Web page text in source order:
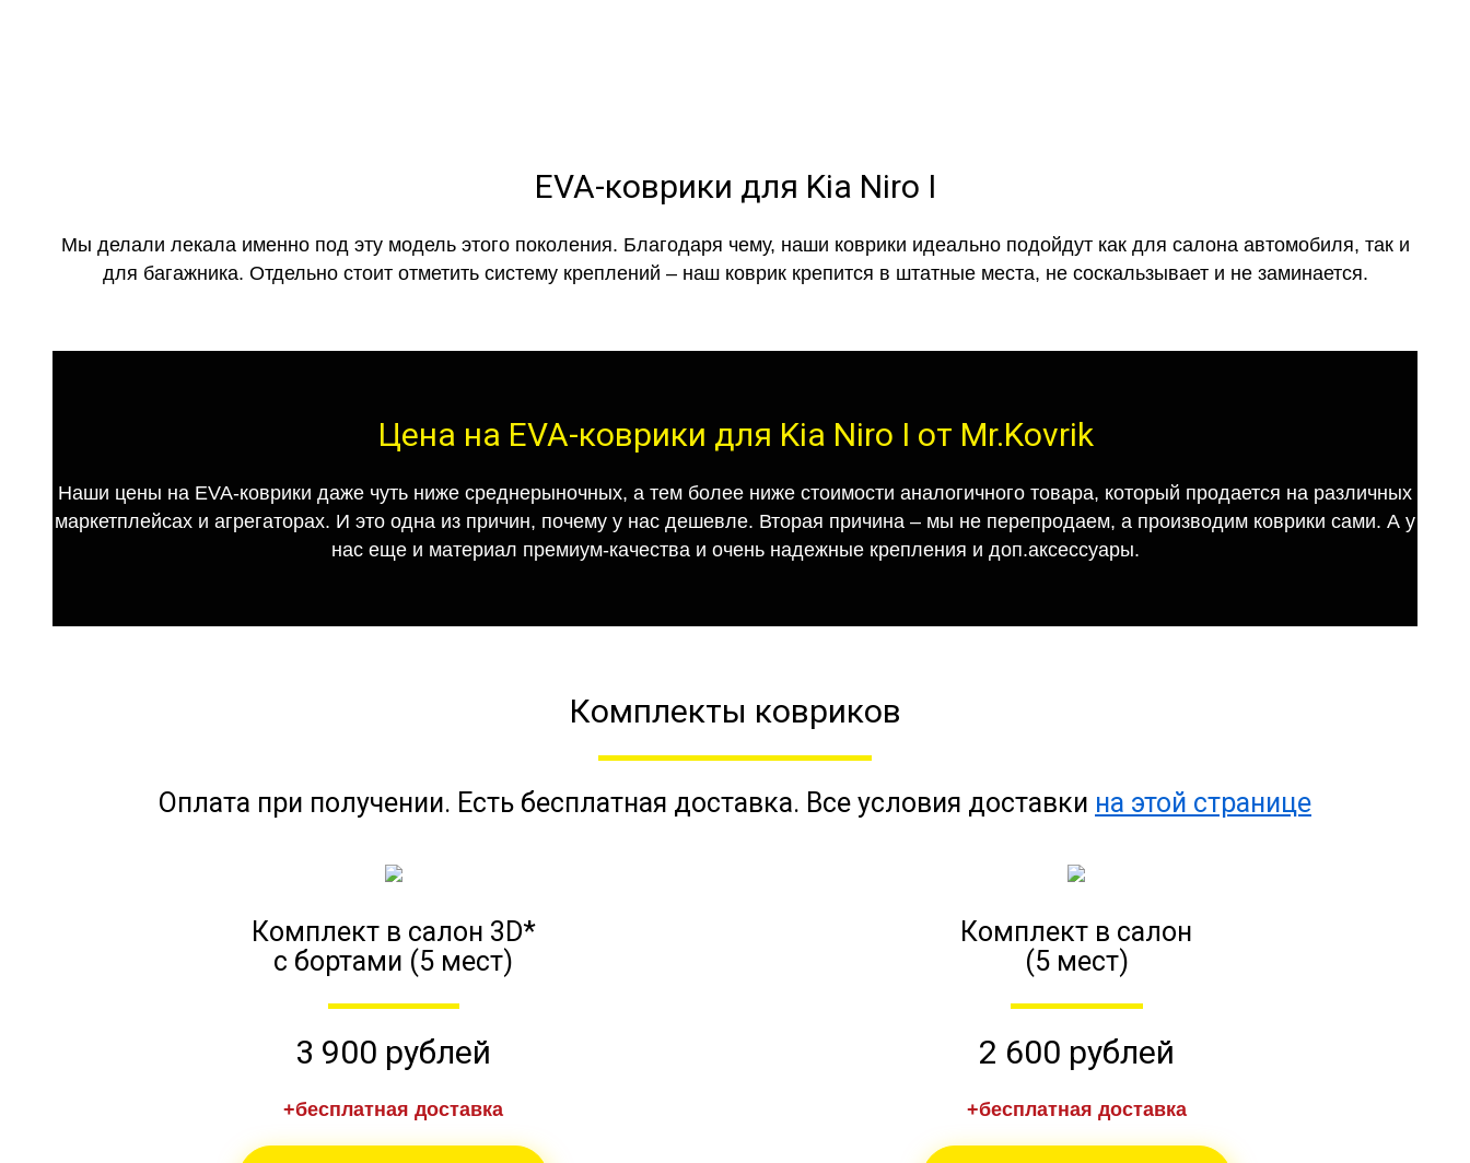
EVA-коврики для Kia Niro I
Мы делали лекала именно под эту модель этого поколения. Благодаря чему, наши коврики идеально подойдут как для салона автомобиля, так и
для багажника. Отдельно стоит отметить систему креплений – наш коврик крепится в штатные места, не соскальзывает и не заминается.
Цена на EVA-коврики для Kia Niro I от Mr.Kovrik
Наши цены на EVA-коврики даже чуть ниже среднерыночных, а тем более ниже стоимости аналогичного товара, который продается на различных
маркетплейсах и агрегаторах. И это одна из причин, почему у нас дешевле. Вторая причина – мы не перепродаем, а производим коврики сами. А у
нас еще и материал премиум-качества и очень надежные крепления и доп.аксессуары.
Комплекты ковриков
Оплата при получении. Есть бесплатная доставка. Все условия доставки на этой странице
Комплект в салон 3D*
с бортами (5 мест)
3 900 рублей
+бесплатная доставка
Комплект в салон
(5 мест)
2 600 рублей
+бесплатная доставка